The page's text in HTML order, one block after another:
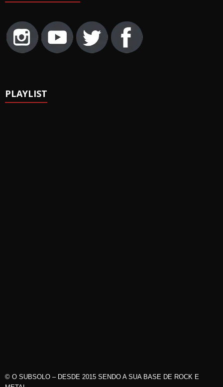
PLAYLIST
© O SUBSOLO – DESDE 2015 SENDO A SUA BASE DE ROCK E